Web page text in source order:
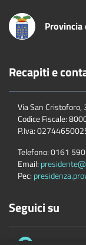
Recapiti e
Via San
Codice Fiscale:
P.Iva:
Telefono:0161
Email:
Pec:
Seguici su